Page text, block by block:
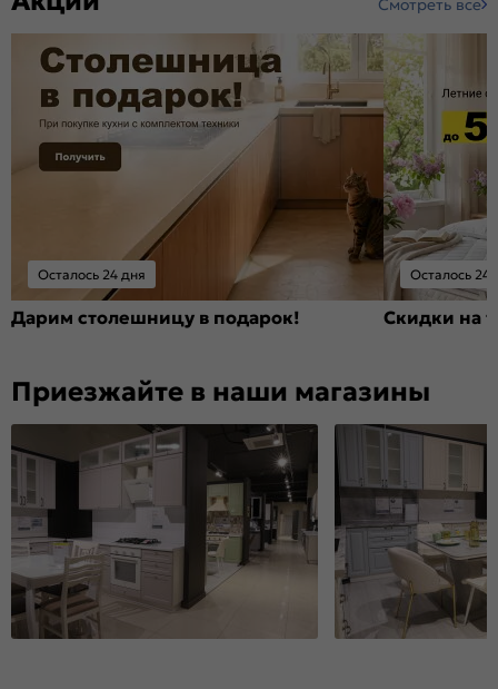
Смотреть все
Осталось 24 дня
Дарим столешницу в подарок!
Осталось 24
Скидки на
Приезжайте в наши магазины